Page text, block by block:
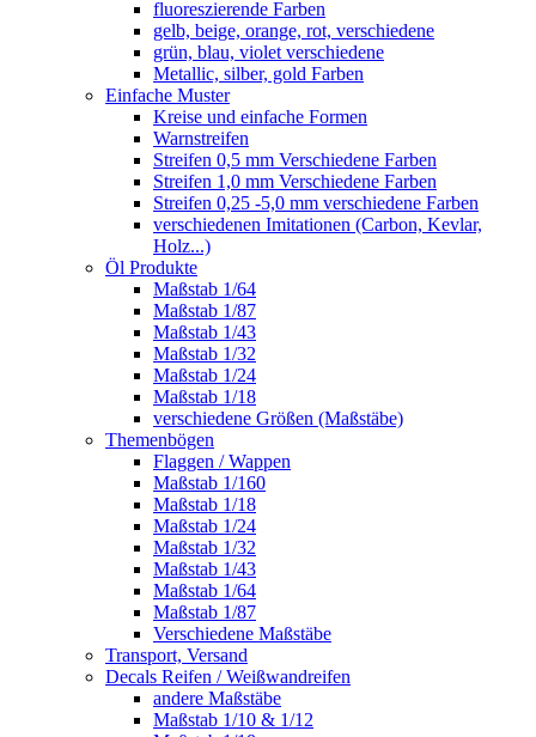
fluoreszierende Farben
gelb, beige, orange, rot, verschiedene
grün, blau, violet verschiedene
Metallic, silber, gold Farben
Einfache Muster
Kreise und einfache Formen
Warnstreifen
Streifen 0,5 mm Verschiedene Farben
Streifen 1,0 mm Verschiedene Farben
Streifen 0,25 -5,0 mm verschiedene Farben
verschiedenen Imitationen (Carbon, Kevlar,
Holz...)
Öl Produkte
Maßstab 1/64
Maßstab 1/87
Maßstab 1/43
Maßstab 1/32
Maßstab 1/24
Maßstab 1/18
verschiedene Größen (Maßstäbe)
Themenbögen
Flaggen / Wappen
Maßstab 1/160
Maßstab 1/18
Maßstab 1/24
Maßstab 1/32
Maßstab 1/43
Maßstab 1/64
Maßstab 1/87
Verschiedene Maßstäbe
Transport, Versand
Decals Reifen / Weißwandreifen
andere Maßstäbe
Maßstab 1/10 & 1/12